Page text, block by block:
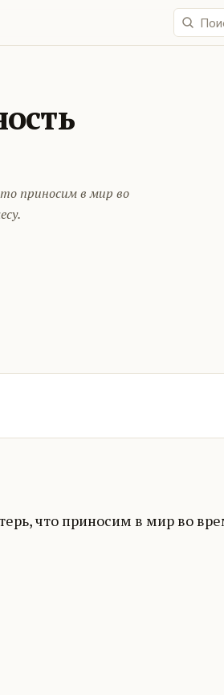
приносим в мир во
что приносим в мир во